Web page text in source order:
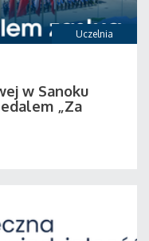
Uczelnia
w Sanoku
„Za